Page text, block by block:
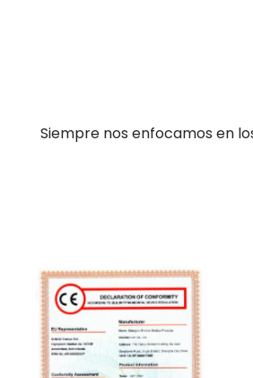
Siempre nos enfocamos en